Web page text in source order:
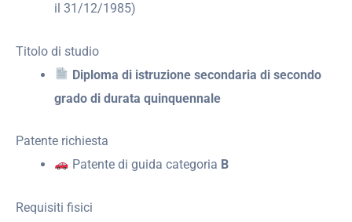
il 31/12/1985)
Titolo di studio
Diploma di istruzione secondaria di secondo
grado di durata quinquennale
Patente richiesta
Patente di guida categoria B
Requisiti fisici